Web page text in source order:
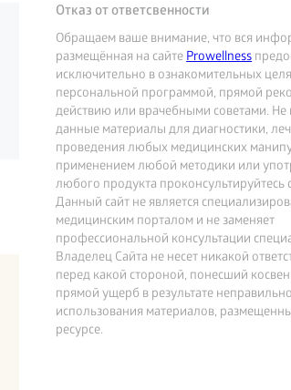
Отказ от ответсвенности
Обращаем ваше внимание, что вся
размещённая на сайтеProwellness
исключительно в ознакомительных
персональной программой, прямой
действию или врачебными советами. Не
данные материалы для диагностики,
проведения любых медицинских
применением любой методики или
любого продукта проконсультируйтесь
Данный сайт не является
медицинским порталом и не заменяет
профессиональной консультации
Владелец Сайта не несет никакой
перед какой стороной, понесший
прямой ущерб в результате
использования материалов,
ресурсе.